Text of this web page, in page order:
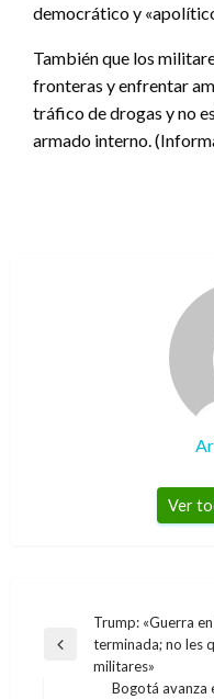
democrático y
También que los
fronteras y enfrentar
tráfico de drogas y no
armado interno.
Ver
Navegación
de
entradas
Entrada
anterior
Trump: «Guerra
terminada; no les
militares»
Bogotá avanza